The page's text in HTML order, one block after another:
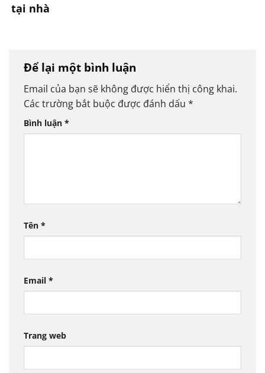
tại nhà
Để lại một bình luận
Email của bạn sẽ không được hiển thị công khai.
Các trường bắt buộc được đánh dấu *
Bình luận *
Tên *
Email *
Trang web